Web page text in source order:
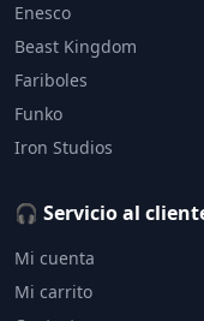
Enesco
Beast Kingdom
Fariboles
Funko
Iron Studios
🎧 Servicio al
Mi cuenta
Mi carrito